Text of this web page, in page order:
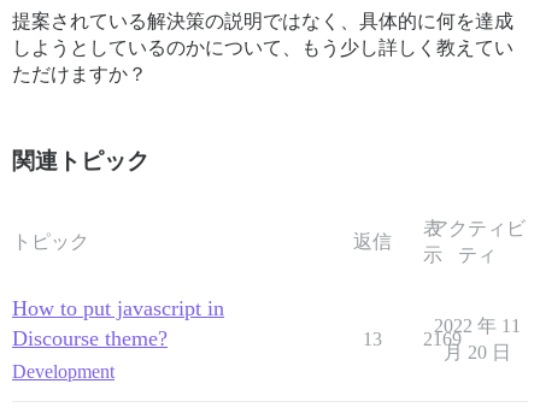
提案されている解決策の説明ではなく、具体的に何を達成
しようとしているのかについて、もう少し詳しく教えてい
ただけますか？
関連トピック
トピック 返信
表
示
アクティビ
ティ
How to put javascript in
Discourse theme?
Development
13 2169
2022 年 11
月 20 日